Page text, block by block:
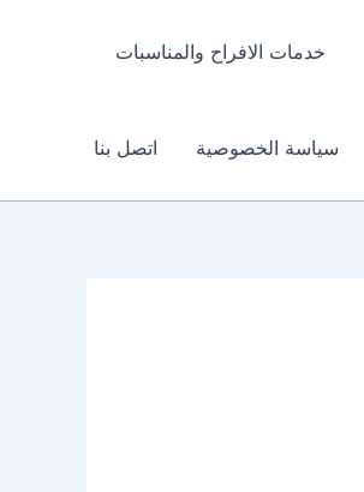
خدمات الافراح والمناسبات
سياسة الخصوصية اتصل بنا